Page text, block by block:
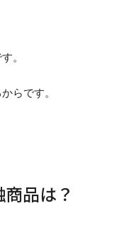
。
らです。
品は？